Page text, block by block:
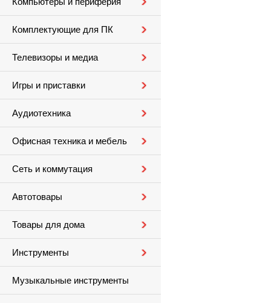
Комплектующие для ПК
Телевизоры и медиа
Игры и приставки
Аудиотехника
Офисная техника и мебель
Сеть и коммутация
Автотовары
Товары для дома
Инструменты
Музыкальные инструменты